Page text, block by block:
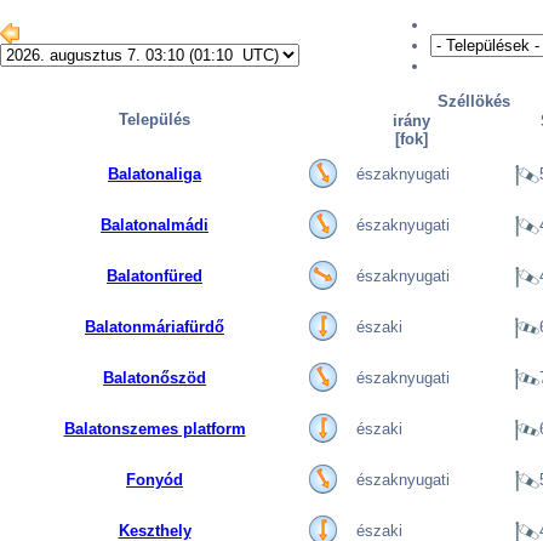
Település
Széllökés
irány
[fok]
Balatonaliga északnyugati
Balatonalmádi északnyugati
Balatonfüred északnyugati
Balatonmáriafürdő északi
Balatonőszöd északnyugati
Balatonszemes platform északi
Fonyód északnyugati
Keszthely északi